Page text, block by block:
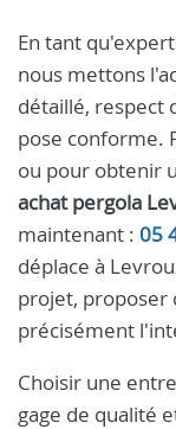
En tant
nous mettons
détaillé, respect
pose conforme.
ou pour obtenir
achat pergola
maintenant : 05
déplace à
projet, proposer
précisément
Choisir une
gage de qualité